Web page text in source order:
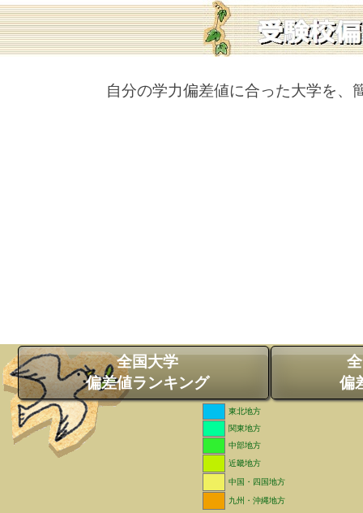
自分の学力偏差値に合った大学を、
全国大学
偏差値ランキング
偏
東北地方
関東地方
中部地方
近畿地方
中国・四国地方
九州・沖縄地方